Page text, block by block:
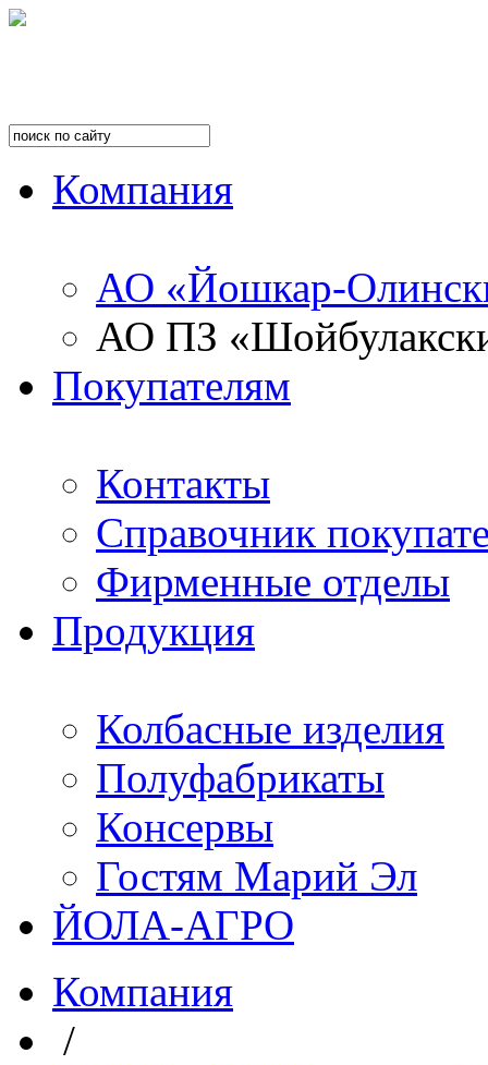
Компания
АО «Йошкар-
АО ПЗ
Покупателям
Контакты
Справочник
Фирменные отделы
Продукция
Колбасные изделия
Полуфабрикаты
Консервы
Гостям Марий Эл
ЙОЛА-АГРО
Компания
/